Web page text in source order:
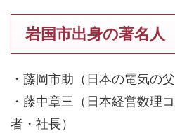
岩国市出身の著名人
・藤岡市助（日本の電気の
・藤中章三（日本経営数理
者・社長）